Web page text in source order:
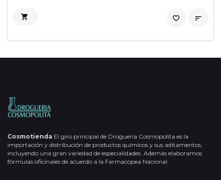
 
favorite_border
Cosmotienda El giro principal de Droguería Cosmopolita es la
importación y distribución de productos químicos y sus aditamentos,
incluyendo una gran variedad de especialidades. Además elaboramos
fórmulas oficinales de acuerdo a la Farmacopea Nacional.